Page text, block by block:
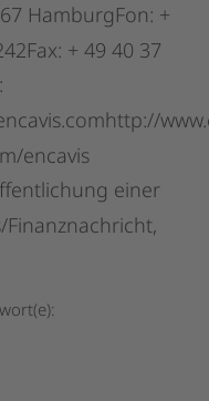
HamburgFon: +
+ 49 40 37
encavis
einer
Finanznachricht,